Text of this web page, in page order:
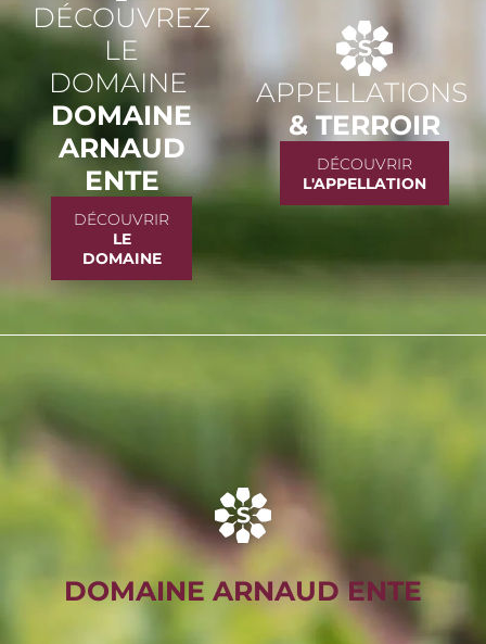
DÉCOUVREZ
LE
DOMAINE
DOMAINE
ARNAUD
ENTE
DÉCOUVRIR
LE
DOMAINE
APPELLATIONS
& TERROIR
DÉCOUVRIR
L'APPELLATION
DOMAINE ARNAUD ENTE